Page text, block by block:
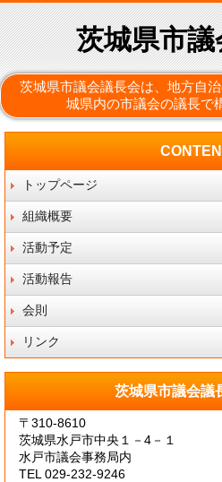
茨城県市
茨城県市議会議長会は、地方自
城県内の市議会の議長で
トップページ
組織概要
活動予定
活動報告
会則
リンク
茨城県市議会議
〒310-8610
茨城県水戸市中央１－4－１
水戸市議会事務局内
TEL 029-232-9246